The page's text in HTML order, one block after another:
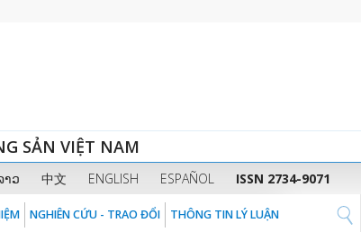
SẢN VIỆT NAM
າວ 中文 ENGLISH ESPAÑOL ISSN 2734-9071
NGHIÊN CỨU - TRAO ĐỔI THÔNG TIN LÝ LUẬN